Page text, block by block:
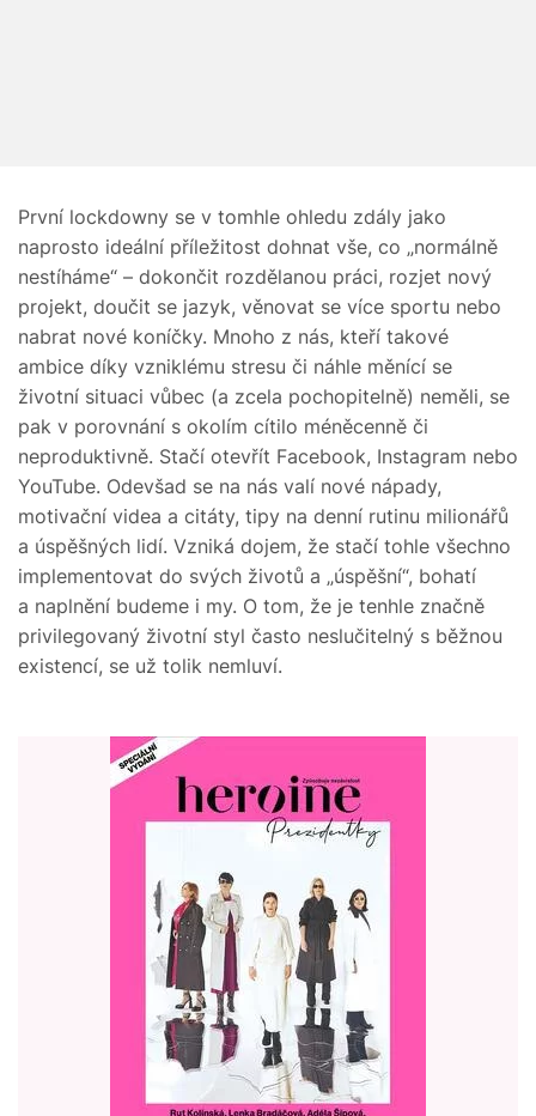
První lockdowny se v tomhle ohledu zdály jako
naprosto ideální příležitost dohnat vše, co „normálně
nestíháme“ – dokončit rozdělanou práci, rozjet nový
projekt, doučit se jazyk, věnovat se více sportu nebo
nabrat nové koníčky. Mnoho z nás, kteří takové
ambice díky vzniklému stresu či náhle měnící se
životní situaci vůbec (a zcela pochopitelně) neměli, se
pak v porovnání s okolím cítilo méněcenně či
neproduktivně. Stačí otevřít Facebook, Instagram nebo
YouTube. Odevšad se na nás valí nové nápady,
motivační videa a citáty, tipy na denní rutinu milionářů
a úspěšných lidí. Vzniká dojem, že stačí tohle všechno
implementovat do svých životů a „úspěšní“, bohatí
a naplnění budeme i my. O tom, že je tenhle značně
privilegovaný životní styl často neslučitelný s běžnou
existencí, se už tolik nemluví.